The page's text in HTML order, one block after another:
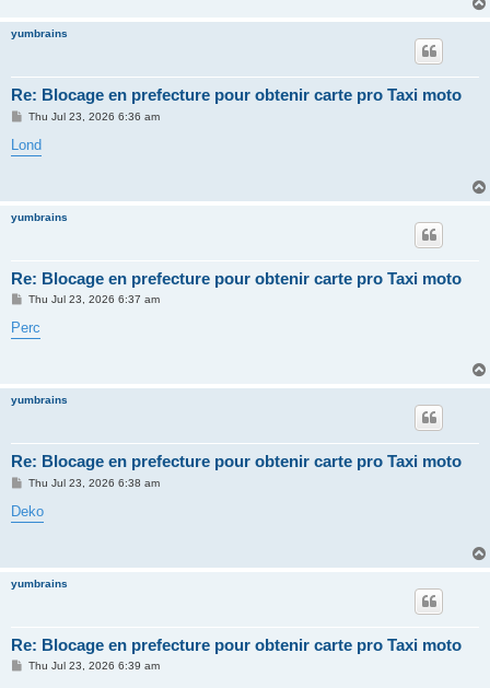
yumbrains
Re: Blocage en prefecture pour obtenir carte pro Taxi moto
P
s
t
Thu Jul 23, 2026 6:36 am
Lond
yumbrains
Re: Blocage en prefecture pour obtenir carte pro Taxi moto
P
s
t
Thu Jul 23, 2026 6:37 am
Perc
yumbrains
Re: Blocage en prefecture pour obtenir carte pro Taxi moto
P
s
t
Thu Jul 23, 2026 6:38 am
Deko
yumbrains
Re: Blocage en prefecture pour obtenir carte pro Taxi moto
PThu Jul 23, 2026 6:39 am